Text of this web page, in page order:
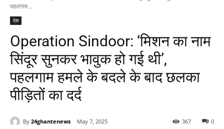
पहलगाम...
देश
Operation Sindoor: ‘मिशन का नाम
सिंदूर सुनकर भावुक हो गई थी’,
पहलगाम हमले के बदले के बाद छलका
पीड़ितों का दर्द
By 24ghantenews May 7, 2025 0
367